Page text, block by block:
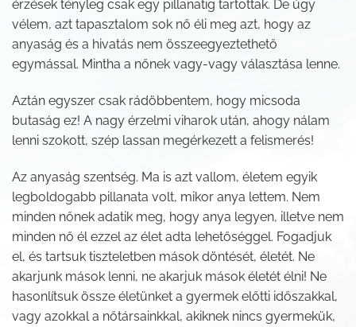
érzések tényleg csak egy pillanatig tartottak. De úgy
vélem, azt tapasztalom sok nő éli meg azt, hogy az
anyaság és a hivatás nem összeegyeztethető
egymással. Mintha a nőnek vagy-vagy választása lenne.
Aztán egyszer csak rádöbbentem, hogy micsoda
butaság ez! A nagy érzelmi viharok után, ahogy nálam
lenni szokott, szép lassan megérkezett a felismerés!
Az anyaság szentség. Ma is azt vallom, életem egyik
legboldogabb pillanata volt, mikor anya lettem. Nem
minden nőnek adatik meg, hogy anya legyen, illetve nem
minden nő él ezzel az élet adta lehetőséggel. Fogadjuk
el, és tartsuk tiszteletben mások döntését, életét. Ne
akarjunk mások lenni, ne akarjuk mások életét élni! Ne
hasonlítsuk össze életünket a gyermek előtti időszakkal,
vagy azokkal a nőtársainkkal, akiknek nincs gyermekük,